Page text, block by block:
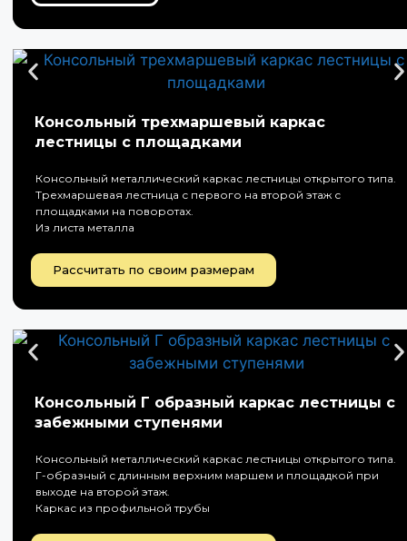
Консольный трехмаршевый каркас
лестницы с площадками
Консольный металлический каркас лестницы открытого типа.
Трехмаршевая лестница с первого на второй этаж с
площадками на поворотах.
Из листа металла
Рассчитать по своим размерам
Консольный Г образный каркас лестницы с
забежными ступенями
Консольный металлический каркас лестницы открытого типа.
Г-образный с длинным верхним маршем и площадкой при
выходе на второй этаж.
Каркас из профильной трубы